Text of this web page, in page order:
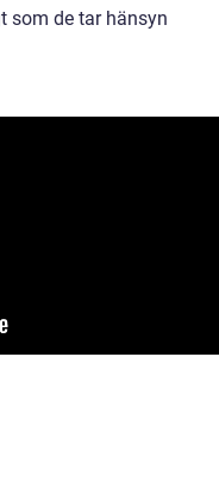
som de tar hänsyn